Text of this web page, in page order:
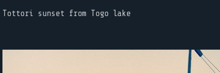
Tottori sunset from Togo lake